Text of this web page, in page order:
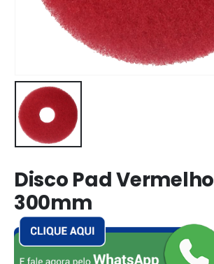
Disco Pad Vermelho
300mm